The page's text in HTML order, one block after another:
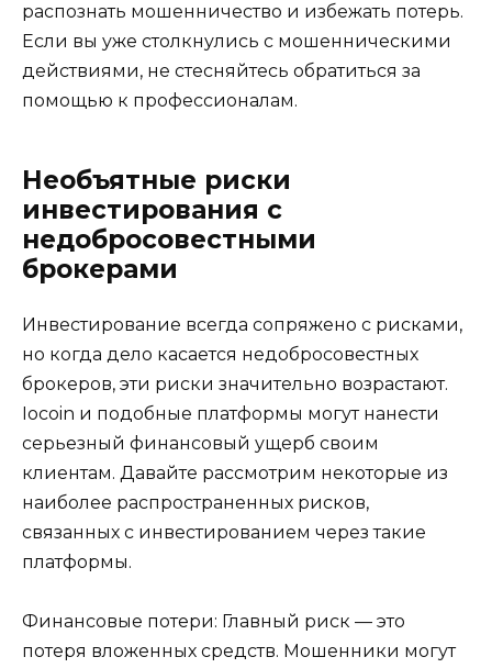
распознать мошенничество и избежать потерь.
Если вы уже столкнулись с мошенническими
действиями, не стесняйтесь обратиться за
помощью к профессионалам.
Необъятные риски
инвестирования с
недобросовестными
брокерами
Инвестирование всегда сопряжено с рисками,
но когда дело касается недобросовестных
брокеров, эти риски значительно возрастают.
Iocoin и подобные платформы могут нанести
серьезный финансовый ущерб своим
клиентам. Давайте рассмотрим некоторые из
наиболее распространенных рисков,
связанных с инвестированием через такие
платформы.
Финансовые потери: Главный риск — это
потеря вложенных средств. Мошенники могут